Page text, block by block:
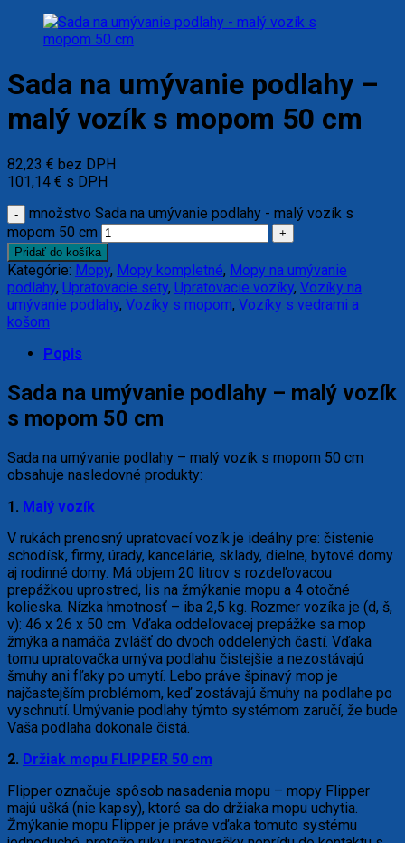
Sada na umývanie podlahy –
malý vozík s mopom 50 cm
82,23 € bez DPH
101,14 € s DPH
množstvo Sada na umývanie podlahy - malý vozík s
mopom 50 cm
Pridať do košíka
Kategórie: Mopy, Mopy kompletné, Mopy na umývanie
podlahy, Upratovacie sety, Upratovacie vozíky, Vozíky na
umývanie podlahy, Vozíky s mopom, Vozíky s vedrami a
košom
Popis
Sada na umývanie podlahy – malý vozík
s mopom 50 cm
Sada na umývanie podlahy – malý vozík s mopom 50 cm
obsahuje nasledovné produkty:
1. Malý vozík
V rukách prenosný upratovací vozík je ideálny pre: čistenie
schodísk, firmy, úrady, kancelárie, sklady, dielne, bytové domy
aj rodinné domy. Má objem 20 litrov s rozdeľovacou
prepážkou uprostred, lis na žmýkanie mopu a 4 otočné
kolieska. Nízka hmotnosť – iba 2,5 kg. Rozmer vozíka je (d, š,
v): 46 x 26 x 50 cm. Vďaka oddeľovacej prepážke sa mop
žmýka a namáča zvlášť do dvoch oddelených častí. Vďaka
tomu upratovačka umýva podlahu čistejšie a nezostávajú
šmuhy ani fľaky po umytí. Lebo práve špinavý mop je
najčastejším problémom, keď zostávajú šmuhy na podlahe po
vyschnutí. Umývanie podlahy týmto systémom zaručí, že bude
Vaša podlaha dokonale čistá.
2. Držiak mopu FLIPPER 50 cm
Flipper označuje spôsob nasadenia mopu – mopy Flipper
majú ušká (nie kapsy), ktoré sa do držiaka mopu uchytia.
Žmýkanie mopu Flipper je práve vďaka tomuto systému